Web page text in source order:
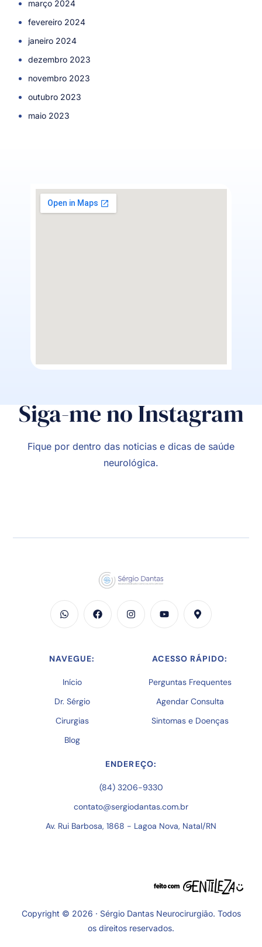
março 2024
fevereiro 2024
janeiro 2024
dezembro 2023
novembro 2023
outubro 2023
maio 2023
Siga-me no Instagram
Fique por dentro das noticias e dicas de saúde
neurológica.
NAVEGUE:
Início
Dr. Sérgio
Cirurgias
Blog
ACESSO RÁPIDO:
Perguntas Frequentes
Agendar Consulta
Sintomas e Doenças
ENDEREÇO:
(84) 3206-9330
contato@sergiodantas.com.br
Av. Rui Barbosa, 1868 - Lagoa Nova, Natal/RN
Copyright © 2026 · Sérgio Dantas Neurocirurgião. Todos
os direitos reservados.